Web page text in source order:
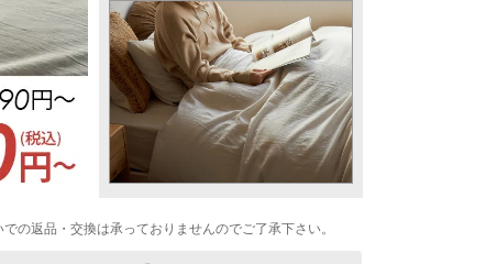
の返品・交換は承っておりませんのでご了承下さい。